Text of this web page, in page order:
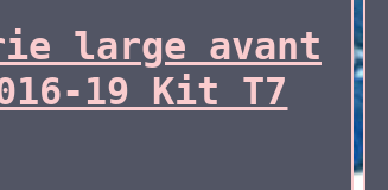
large avant
19 Kit T7